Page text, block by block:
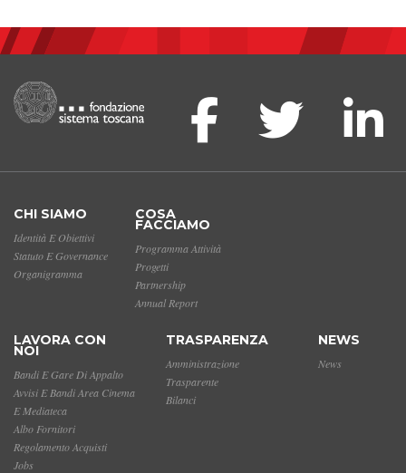
CHI SIAMO
Identità E Obiettivi
Statuto E Governance
Organigramma
COSA
FACCIAMO
Programma Attività
Progetti
Partnership
Annual Report
LAVORA CON
NOI
Bandi E Gare Di Appalto
Avvisi E Bandi Area Cinema
E Mediateca
Albo Fornitori
Regolamento Acquisti
Jobs
TRASPARENZA
Amministrazione
Trasparente
Bilanci
NEWS
News